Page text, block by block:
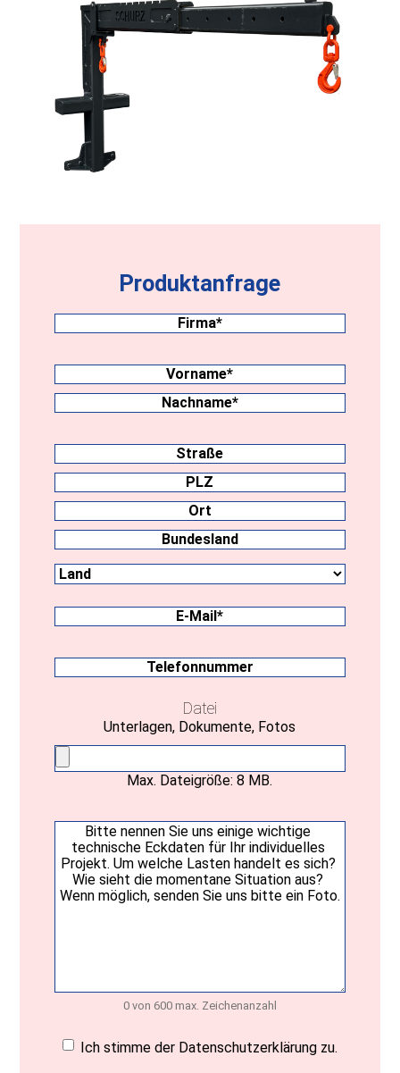
Produktanfrage
Firma(erforderlich)
Nachname(erforderlich)
Vorname
Anschrift
Straße
PLZ
Ort
E-
Mail(erforderlich)
Telefonnummer
Datei
Unterlagen, Dokumente, Fotos
Max. Dateigröße: 8 MB.
Ihre
Nachricht(erforderlich)
0 von 600 max. Zeichenanzahl
Einwilligung(erforderlich)
Ich stimme der Datenschutzerklärung zu.